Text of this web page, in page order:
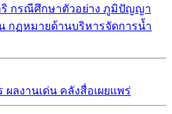
กรณีศึกษาตัวอย่าง ภูมิปัญญา
กฏหมายด้านบริหารจัดการน้ำ
ผลงานเด่น คลังสื่อเผยแพร่